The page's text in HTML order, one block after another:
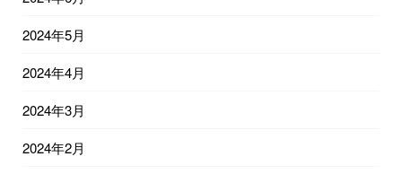
2024年5月
2024年4月
2024年3月
2024年2月